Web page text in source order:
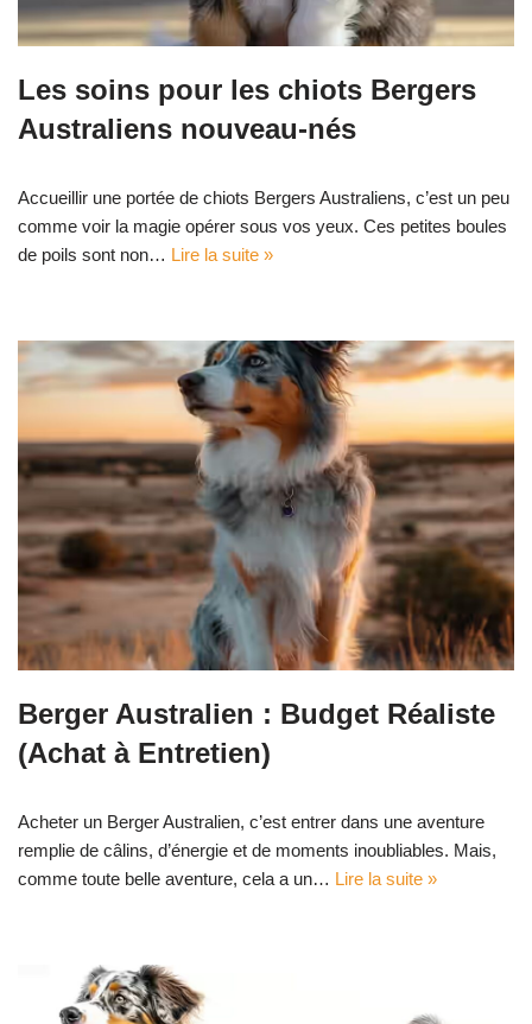
Les soins pour les chiots Bergers
Australiens nouveau-nés
Accueillir une portée de chiots Bergers Australiens, c’est un peu
comme voir la magie opérer sous vos yeux. Ces petites boules
de poils sont non… Lire la suite »
Berger Australien : Budget Réaliste
(Achat à Entretien)
Acheter un Berger Australien, c’est entrer dans une aventure
remplie de câlins, d’énergie et de moments inoubliables. Mais,
comme toute belle aventure, cela a un… Lire la suite »